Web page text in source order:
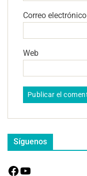
Correo electrónico
Web
Síguenos